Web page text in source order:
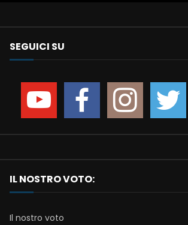
SEGUICI SU
IL NOSTRO VOTO:
Il nostro voto